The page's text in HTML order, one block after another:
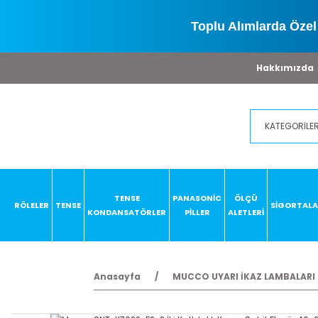
Toplu Alımlarda
Hakkımızda
RÖLELER TENSE
TENSE
KONDANSATÖRLER
PANASONİC
PİLLER
ÖLÇÜ
ALETLERİ
Anasayfa MUCCO UYARI İKAZ LAMBALARI